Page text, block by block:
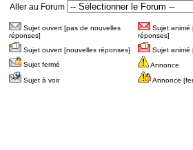
Aller au Forum
Sujet ouvert [pas de nouvelles
réponses]
Sujet animé
réponses]
Sujet ouvert [nouvelles réponses]
Sujet animé
Sujet fermé
Annonce
Sujet à voir
Annonce